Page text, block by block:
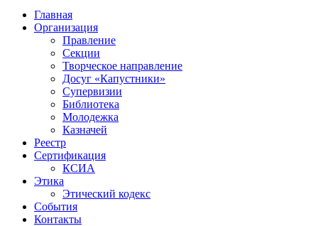
Главная
Организация
Правление
Секции
Творческое направление
Досуг «Капустники»
Супервизии
Библиотека
Молодежка
Казначей
Реестр
Сертификация
КСИА
Этика
Этический кодекс
События
Контакты